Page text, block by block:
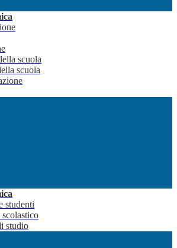
scuola
scuola
studenti
scolastico
studio